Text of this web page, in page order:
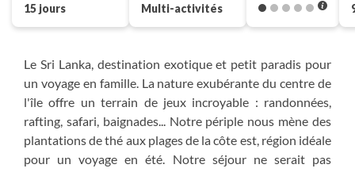
Le Sri Lanka, destination exotique et petit paradis pour
un voyage en famille. La nature exubérante du centre de
l'île offre un terrain de jeux incroyable : randonnées,
rafting, safari, baignades... Notre périple nous mène des
plantations de thé aux plages de la côte est, région idéale
pour un voyage en été. Notre séjour ne serait pas
15 jours Multi-activités